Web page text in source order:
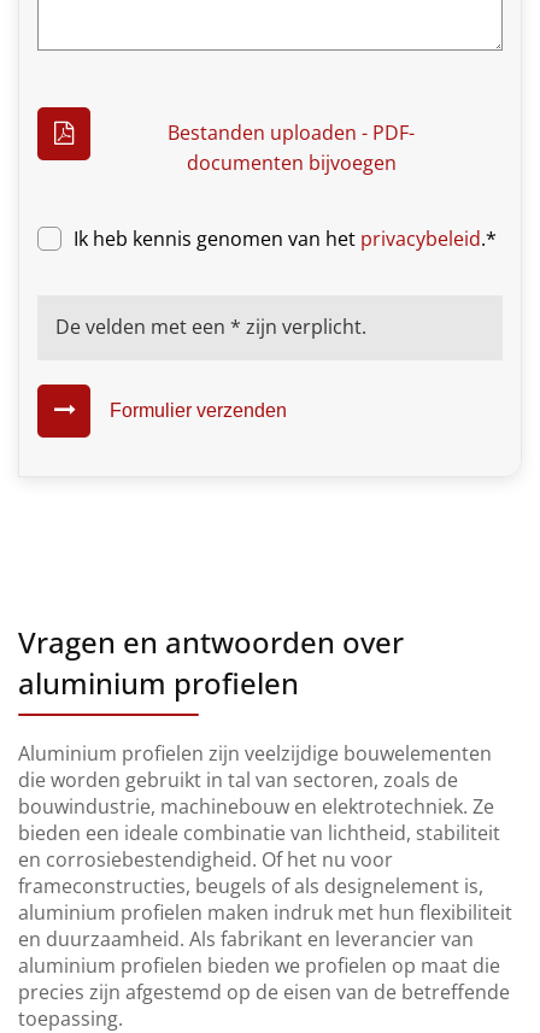
Bestanden uploaden - PDF-
documenten bijvoegen
Ik heb kennis genomen van het privacybeleid.*
De velden met een * zijn verplicht.
Formulier verzenden
Vragen en antwoorden over
aluminium profielen
Aluminium profielen zijn veelzijdige bouwelementen
die worden gebruikt in tal van sectoren, zoals de
bouwindustrie, machinebouw en elektrotechniek. Ze
bieden een ideale combinatie van lichtheid, stabiliteit
en corrosiebestendigheid. Of het nu voor
frameconstructies, beugels of als designelement is,
aluminium profielen maken indruk met hun flexibiliteit
en duurzaamheid. Als fabrikant en leverancier van
aluminium profielen bieden we profielen op maat die
precies zijn afgestemd op de eisen van de betreffende
toepassing.